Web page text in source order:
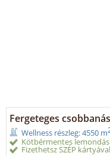
Fergeteges
Wellness részleg: 4550 m
Kötbérmentes
Fizethetsz SZÉP